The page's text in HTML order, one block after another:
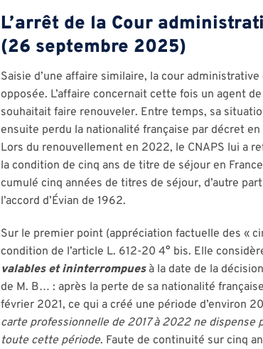
L’arrêt de la Cour
(26 septembre 2025)
Saisie d’une affaire similaire, la cour
opposée. L’affaire concernait cette fois un agent
souhaitait faire renouveler. Entre temps, sa
ensuite perdu la nationalité française par décret
Lors du renouvellement en 2022, le CNAPS lui a
la condition de cinq ans de titre de séjour en
cumulé cinq années de titres de séjour, d’autre
l’accord d’Évian de 1962.
Sur le premier point (appréciation factuelle des «
condition de l’article L. 612-20 4° bis. Elle
valables et ininterrompuesà la date de la
de M. B… : après la perte de sa nationalité
février 2021, ce qui a créé une période d’environ
carte professionnelle de 2017 à 2022 ne dispense
toute cette période. Faute de continuité sur cinq